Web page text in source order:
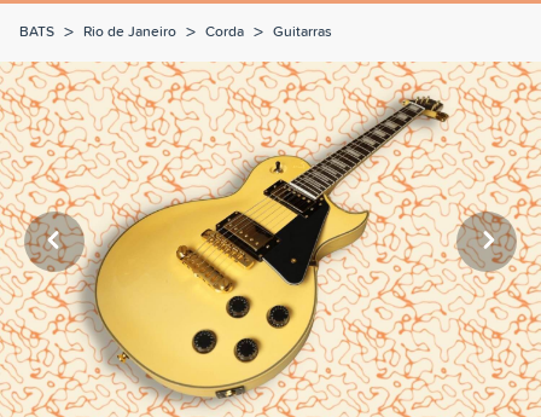
BATS > Rio de Janeiro > Corda > Guitarras